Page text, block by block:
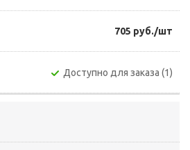
705 руб./шт
Доступно для заказа (1)